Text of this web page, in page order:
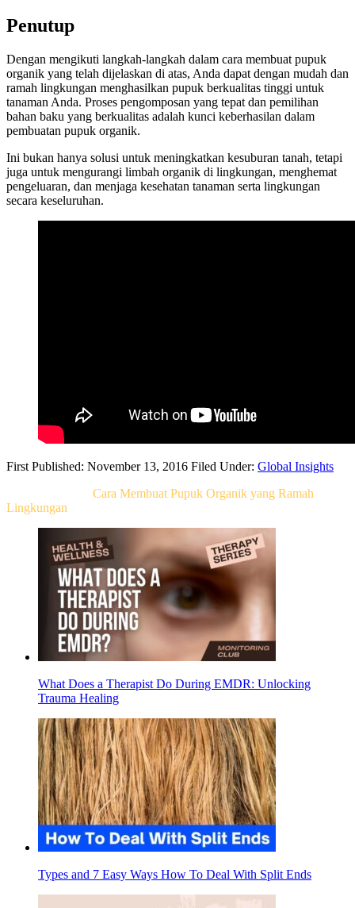
Penutup
Dengan mengikuti langkah-langkah dalam cara membuat pupuk
organik yang telah dijelaskan di atas, Anda dapat dengan mudah dan
ramah lingkungan menghasilkan pupuk berkualitas tinggi untuk
tanaman Anda. Proses pengomposan yang tepat dan pemilihan
bahan baku yang berkualitas adalah kunci keberhasilan dalam
pembuatan pupuk organik.
Ini bukan hanya solusi untuk meningkatkan kesuburan tanah, tetapi
juga untuk mengurangi limbah organik di lingkungan, menghemat
pengeluaran, dan menjaga kesehatan tanaman serta lingkungan
secara keseluruhan.
First Published: November 13, 2016 Filed Under: Global Insights
Cara Membuat Pupuk Organik yang Ramah
Lingkungan
What Does a Therapist Do During EMDR: Unlocking
Trauma Healing
Types and 7 Easy Ways How To Deal With Split Ends